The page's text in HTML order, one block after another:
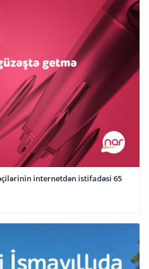
internetdən istifadəsi 65